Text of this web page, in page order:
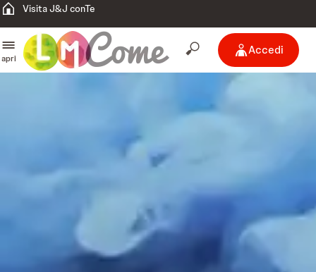
Visita J&J conTe
apri
Accedi